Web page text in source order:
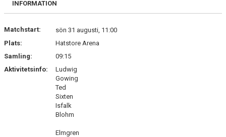
INFORMATION
Matchstart:
sön 31 augusti, 11:00
Plats:
Hatstore Arena
Samling:
09:15
Aktivitetsinfo:
Ludwig
Gowing
Ted
Sixten
Isfalk
Blohm
Elmgren